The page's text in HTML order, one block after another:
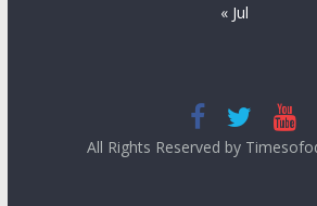
« Jul
All Rights Reserved by